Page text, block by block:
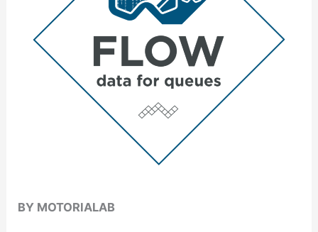
BY MOTORIALAB